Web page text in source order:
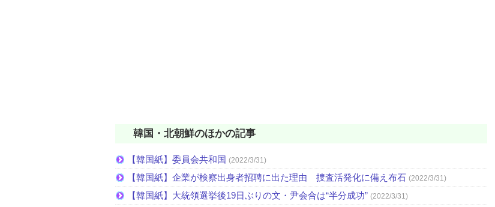
韓国・北朝鮮のほかの記事
【韓国紙】委員会共和国 (2022/3/31)
【韓国紙】企業が検察出身者招聘に出た理由 捜査活発化に備え布石 (2022/3/31)
【韓国紙】大統領選挙後19日ぶりの文・尹会合は“半分成功” (2022/3/31)